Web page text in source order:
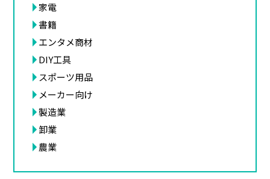
家電
書籍
エンタメ商材
DIY工具
スポーツ用品
メーカー向け
製造業
卸業
農業